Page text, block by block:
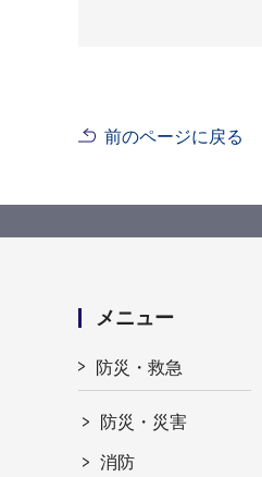
前のページに戻る
メニュー
防災・救急
防災・災害
消防